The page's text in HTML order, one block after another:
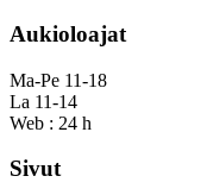
Aukioloajat
Ma-Pe 11-18
La 11-14
Web : 24 h
Sivut